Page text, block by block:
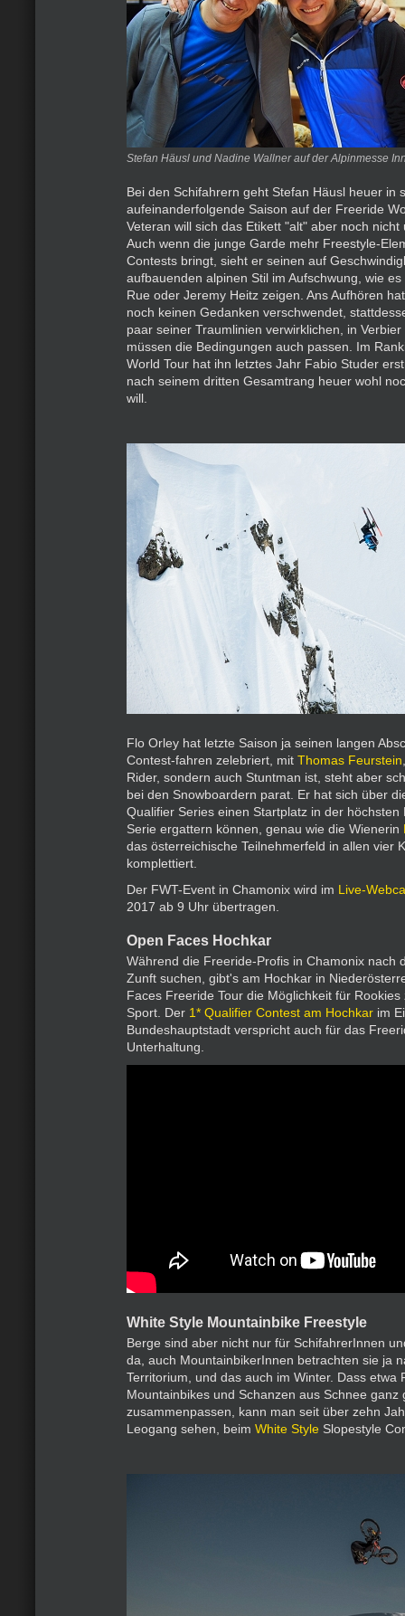
Stefan Häusl und Nadine Wallner auf der Alpinmesse
Bei den Schifahrern geht Stefan Häusl heuer in
aufeinanderfolgende Saison auf der Freeride
Veteran will sich das Etikett "alt" aber noch
Auch wenn die junge Garde mehr Freestyle-
Contests bringt, sieht er seinen auf
aufbauenden alpinen Stil im Aufschwung, wie
Rue oder Jeremy Heitz zeigen. Ans Aufhören
noch keinen Gedanken verschwendet,
paar seiner Traumlinien verwirklichen, in
müssen die Bedingungen auch passen. Im
World Tour hat ihn letztes Jahr Fabio Studer
nach seinem dritten Gesamtrang heuer wohl
will.
Flo Orley hat letzte Saison ja seinen langen
Contest-fahren zelebriert, mit Thomas Feurstein
Rider, sondern auch Stuntman ist, steht aber
bei den Snowboardern parat. Er hat sich über
Qualifier Series einen Startplatz in der höchsten
Serie ergattern können, genau wie die Wienerin
das österreichische Teilnehmerfeld in allen vier
komplettiert.
Der FWT-Event in Chamonix wird im Live-
2017 ab 9 Uhr übertragen.
Open Faces Hochkar
Während die Freeride-Profis in Chamonix nach
Zunft suchen, gibt's am Hochkar in
Faces Freeride Tour die Möglichkeit für
Sport. Der 1* Qualifier Contest am Hochkar im
Bundeshauptstadt verspricht auch für das
Unterhaltung.
White Style Mountainbike Freestyle
Berge sind aber nicht nur für SchifahrerInnen
da, auch MountainbikerInnen betrachten sie ja
Territorium, und das auch im Winter. Dass etwa
Mountainbikes und Schanzen aus Schnee ganz
zusammenpassen, kann man seit über zehn
Leogang sehen, beim White Style Slopestyle